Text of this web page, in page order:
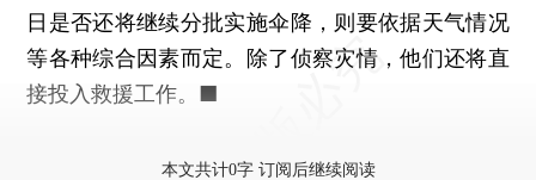
日是否还将继续分批实施伞降，则要依据天气情况
等各种综合因素而定。除了侦察灾情，他们还将直
接投入救援工作。■
本文共计0字 订阅后继续阅读